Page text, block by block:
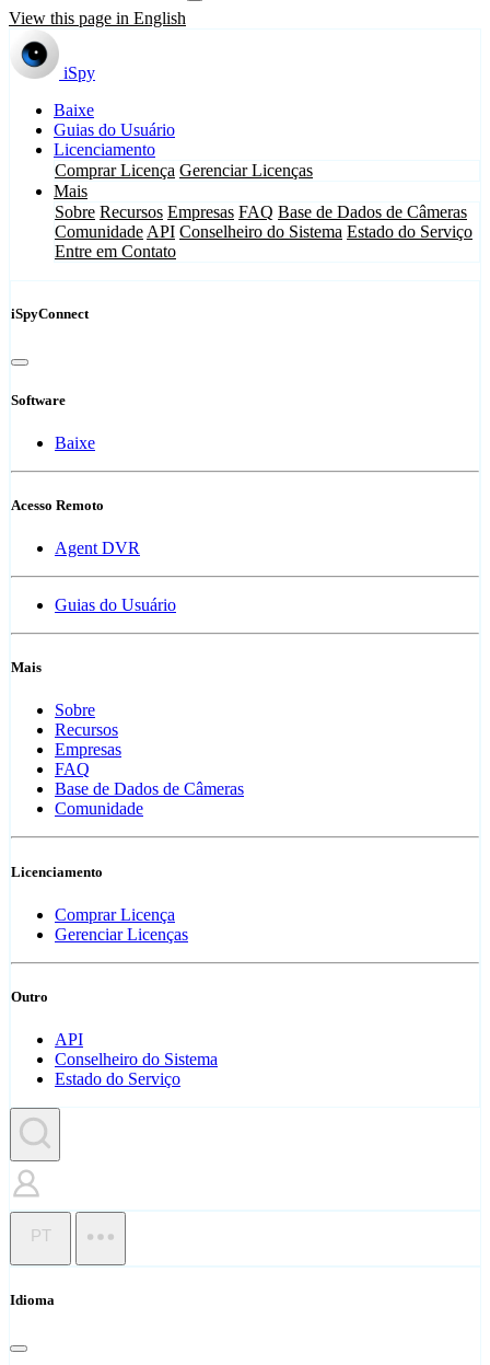
View this page in English
iSpy
Baixe
Guias do Usuário
Licenciamento
Comprar Licença Gerenciar Licenças
Mais
Sobre Recursos Empresas FAQ Base de Dados de Câmeras
Comunidade API Conselheiro do Sistema Estado do Serviço
Entre em Contato
iSpyConnect
Software
Baixe
Acesso Remoto
Agent DVR
Guias do Usuário
Mais
Sobre
Recursos
Empresas
FAQ
Base de Dados de Câmeras
Comunidade
Licenciamento
Comprar Licença
Gerenciar Licenças
Outro
API
Conselheiro do Sistema
Estado do Serviço
PT
Idioma